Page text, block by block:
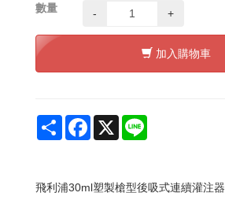
數量 - +
加入購物車
Share Facebook
X
飛利浦30ml塑製槍型後吸式連續灌注器